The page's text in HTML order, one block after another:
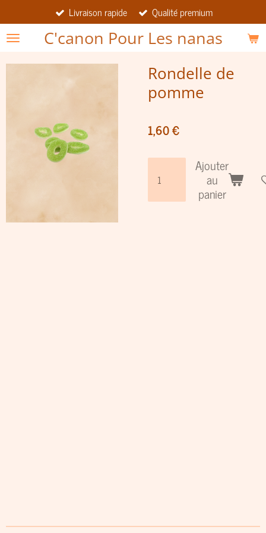
au
contenu
C'canon Pour Les nanas
Livraison rapide Qualité premium
Rondelle de
pomme
1,60 €
Ajouter
au
panier